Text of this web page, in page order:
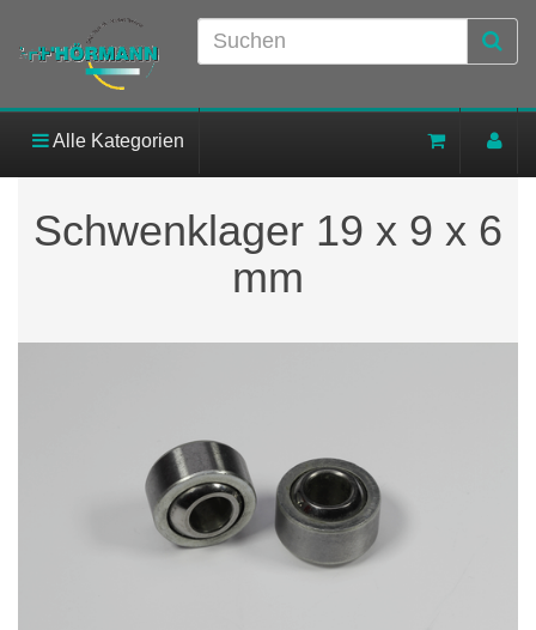
Alle Kategorien
Schwenklager 19 x 9 x 6
mm